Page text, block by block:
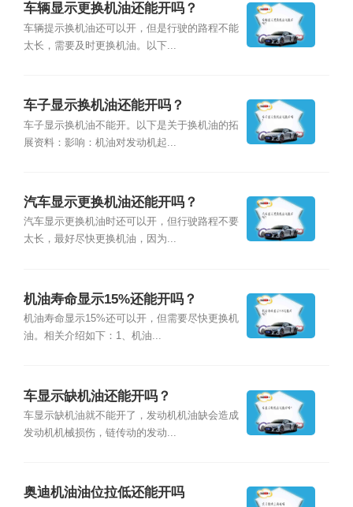
车辆显示更换机油还能开吗？
车辆提示换机油还可以开，但是行驶的路程不能
太长，需要及时更换机油。以下...
车子显示换机油还能开吗？
车子显示换机油不能开。以下是关于换机油的拓
展资料：影响：机油对发动机起...
汽车显示更换机油还能开吗？
汽车显示更换机油时还可以开，但行驶路程不要
太长，最好尽快更换机油，因为...
机油寿命显示15%还能开吗？
机油寿命显示15%还可以开，但需要尽快更换机
油。相关介绍如下：1、机油...
车显示缺机油还能开吗？
车显示缺机油就不能开了，发动机机油缺会造成
发动机机械损伤，链传动的发动...
奥迪机油油位拉低还能开吗